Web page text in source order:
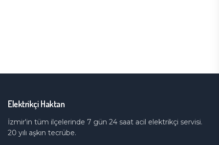
Elektrikçi Haktan
İzmir'in tüm ilçelerinde 7 gün 24 saat acil elektrikçi servisi.
20 yılı aşkın tecrübe.